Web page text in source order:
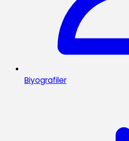
Biyografiler